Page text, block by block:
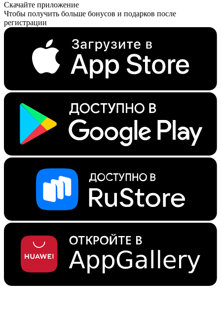
Скачайте приложение
Чтобы получить больше бонусов и подарков после
регистрации